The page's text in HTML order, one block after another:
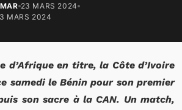
23 MARS 2024
MARS 2024
d’Afrique en titre, la Côte d’Ivoire
samedi le Bénin pour son premier
son sacre à la CAN. Un match,